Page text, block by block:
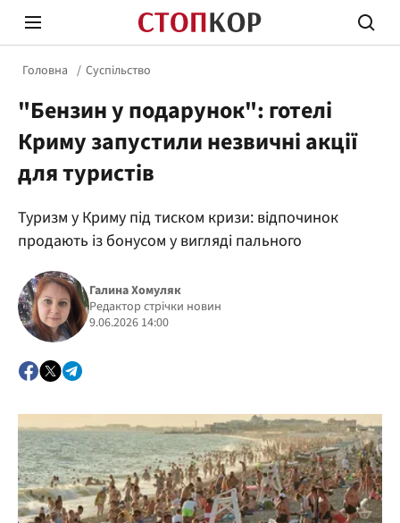
Політика
Головна Суспільство
"Бензин у подарунок": готелі
Криму запустили незвичні акції
для туристів
Туризм у Криму під тиском кризи: відпочинок
продають із бонусом у вигляді пального
Галина Хомуляк
Редактор стрічки новин
9.06.2026 14:00